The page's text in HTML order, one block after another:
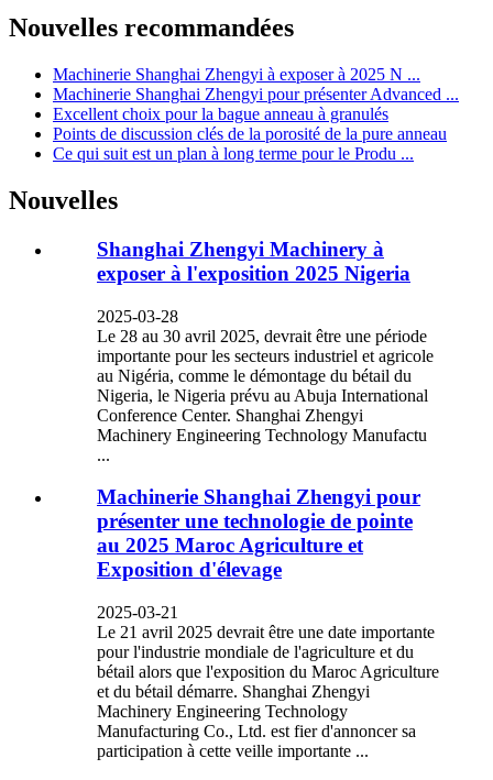
Nouvelles recommandées
Machinerie Shanghai Zhengyi à exposer à 2025 N ...
Machinerie Shanghai Zhengyi pour présenter Advanced ...
Excellent choix pour la bague anneau à granulés
Points de discussion clés de la porosité de la pure anneau
Ce qui suit est un plan à long terme pour le Produ ...
Nouvelles
Shanghai Zhengyi Machinery à
exposer à l'exposition 2025 Nigeria
2025-03-28
Le 28 au 30 avril 2025, devrait être une période
importante pour les secteurs industriel et agricole
au Nigéria, comme le démontage du bétail du
Nigeria, le Nigeria prévu au Abuja International
Conference Center. Shanghai Zhengyi
Machinery Engineering Technology Manufactu
...
Machinerie Shanghai Zhengyi pour
présenter une technologie de pointe
au 2025 Maroc Agriculture et
Exposition d'élevage
2025-03-21
Le 21 avril 2025 devrait être une date importante
pour l'industrie mondiale de l'agriculture et du
bétail alors que l'exposition du Maroc Agriculture
et du bétail démarre. Shanghai Zhengyi
Machinery Engineering Technology
Manufacturing Co., Ltd. est fier d'annoncer sa
participation à cette veille importante ...